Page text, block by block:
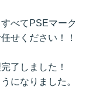
べてPSEマーク
せください！！
了しました！
になりました。